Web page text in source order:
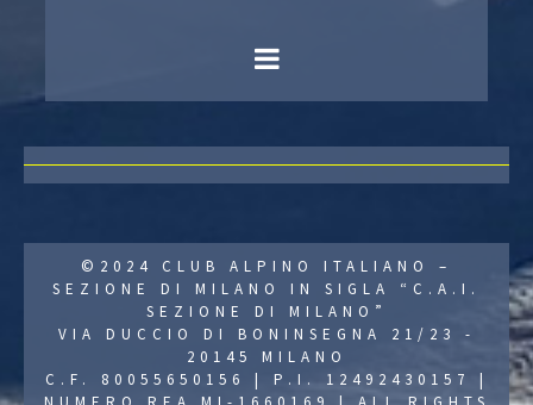
©2024 CLUB ALPINO ITALIANO –
SEZIONE DI MILANO IN SIGLA “C.A.I.
SEZIONE DI MILANO”
VIA DUCCIO DI BONINSEGNA 21/23 -
20145 MILANO
C.F. 80055650156 | P.I. 12492430157 |